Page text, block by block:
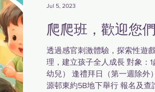
爬爬班，歡迎您們
透過感官刺激體驗，探索性遊
理，建立孩子全人成長 對象：1
幼兒） 逢禮拜日（第一週除外
源邨東約5B地下舉行 報名及查
Jul 5, 2023